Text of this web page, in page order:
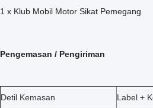
1 x Klub Mobil Motor Sikat Pemegang
Pengemasan / Pengiriman
Detil Kemasan Label +